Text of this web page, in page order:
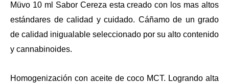
Müvo 10 ml Sabor Cereza esta creado con los mas altos
estándares de calidad y cuidado. Cáñamo de un grado
de calidad inigualable seleccionado por su alto contenido
y cannabinoides.
Homogenización con aceite de coco MCT. Logrando alta